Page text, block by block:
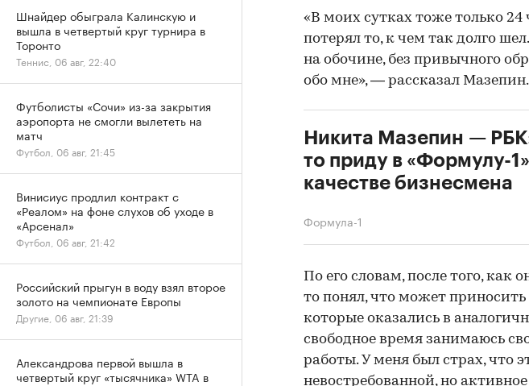
«В моих сутках тоже только 24
потерял то, к чем так долго
на обочине, без привычного
обо мне», — рассказал Мазепин.
Никита Мазепин —
то приду в «Формулу-
качестве бизнесмена
Формула-1
По его словам, после того, как
то понял, что может
которые оказались в
свободное время занимаюсь
работы. У меня был страх, что
невостребованной, но
Шнайдер обыграла Калинскую и
вышла в четвертый круг турнира в
Торонто
Теннис, 06 авг, 22:40
Футболисты «Сочи» из-за закрытия
аэропорта не смогли вылететь на
матч
Футбол, 06 авг, 21:45
Винисиус продлил контракт с
«Реалом» на фоне слухов об уходе в
«Арсенал»
Футбол, 06 авг, 21:42
Российский прыгун в воду взял второе
золото на чемпионате Европы
Другие, 06 авг, 21:39
Александрова первой вышла в
четвертый круг «тысячника» WTA в